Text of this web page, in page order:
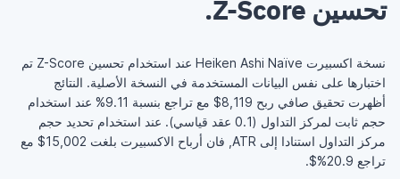
تحسين Z-Score.
نسخة اكسبيرت Heiken Ashi Naïve عند استخدام تحسين Z-Score تم
اختبارها على نفس البيانات المستخدمة في النسخة الأصلية. النتائج
أظهرت تحقيق صافي ربح 8,119$ مع تراجع بنسبة 9.11% عند استخدام
حجم ثابت لمركز التداول (0.1 عقد قياسي). عند استخدام تحديد حجم
مركز التداول استنادا إلى ATR, فان أرباح الاكسبيرت بلغت 15,002$ مع
تراجع 20.9%$.